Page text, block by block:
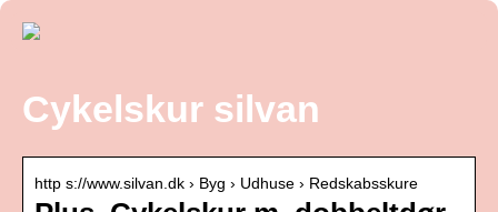
Cykelskur silvan
http s://www.silvan.dk › Byg › Udhuse › Redskabsskure